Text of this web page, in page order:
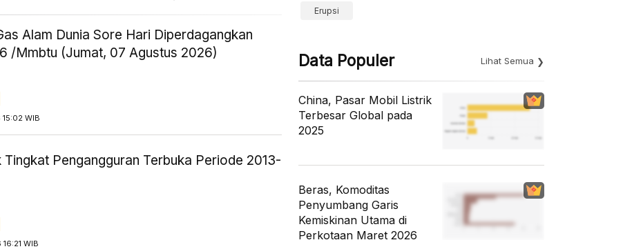
Alam Dunia Sore Hari Diperdagangkan
/Mmbtu (Jumat, 07 Agustus 2026)
WIB
Tingkat Pengangguran Terbuka Periode 2013-
WIB
Erupsi
Data Populer Lihat Semua
China, Pasar Mobil Listrik
Terbesar Global pada
2025
Beras, Komoditas
Penyumbang Garis
Kemiskinan Utama di
Perkotaan Maret 2026